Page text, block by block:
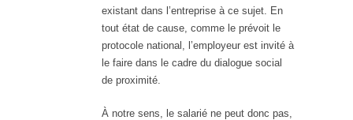
existant dans l’entreprise à ce sujet. En
tout état de cause, comme le prévoit le
protocole national, l’employeur est invité à
le faire dans le cadre du dialogue social
de proximité.
À notre sens, le salarié ne peut donc pas,